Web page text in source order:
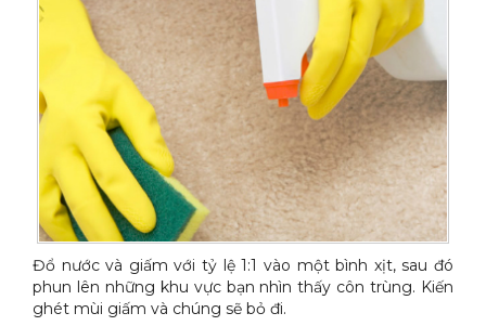
Đổ nước và giấm với tỷ lệ 1:1 vào một bình xịt, sau đó
phun lên những khu vực bạn nhìn thấy côn trùng. Kiến
ghét mùi giấm và chúng sẽ bỏ đi.